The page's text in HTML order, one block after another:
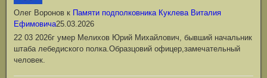
Олег Воронов к Памяти подполковника Куклева Виталия
Ефимовича25.03.2026
22 03 2026г умер Мелихов Юрий Михайлович, бывший начальник
штаба лебедиского полка.Образцовий офицер,замечательный
человек.